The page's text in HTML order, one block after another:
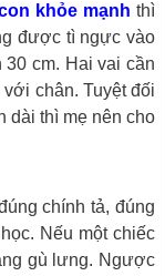
khỏe mạnh thì
được tì ngực vào
cm. Hai vai cần
chân. Tuyệt đối
dài thì mẹ nên cho
chính tả, đúng
Nếu một chiếc
gù lưng. Ngược